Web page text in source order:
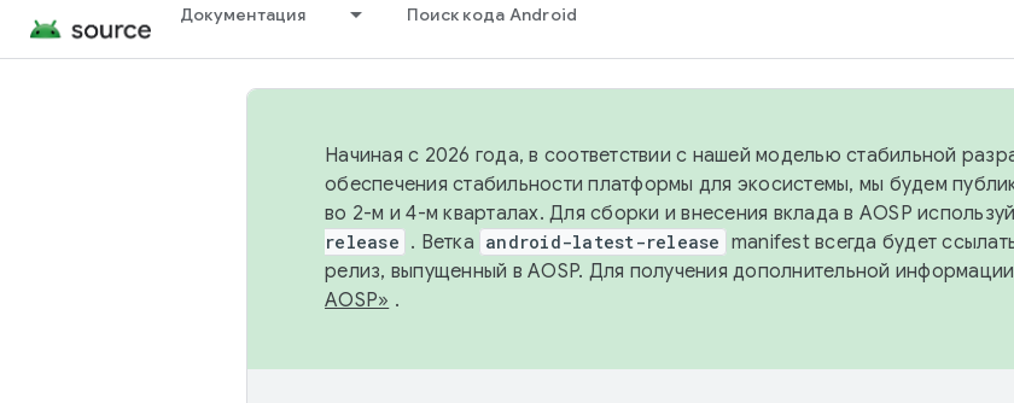
Документация Поиск кода Android
Начиная с 2026 года, в соответствии с нашей моделью стабильной
обеспечения стабильности платформы для экосистемы, мы будем
во 2-м и 4-м кварталах. Для сборки и внесения вклада в AOSP
release . Ветка android-latest-release manifest всегда будет
релиз, выпущенный в AOSP. Для получения дополнительной
AOSP» .